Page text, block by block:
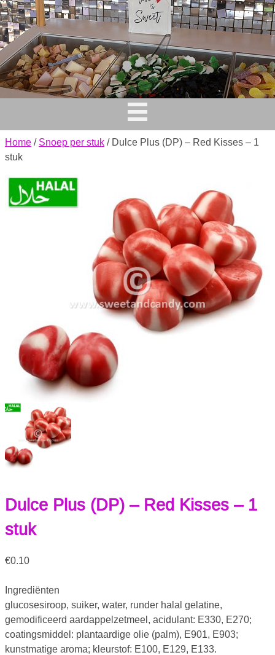
Home / Snoep per stuk / Dulce Plus (DP) – Red Kisses – 1
stuk
Dulce Plus (DP) – Red Kisses – 1
stuk
€0.10
Ingrediënten
glucosesiroop, suiker, water, runder halal gelatine,
gemodificeerd aardappelzetmeel, acidulant: E330, E270;
coatingsmiddel: plantaardige olie (palm), E901, E903;
kunstmatige aroma; kleurstof: E100, E129, E133.